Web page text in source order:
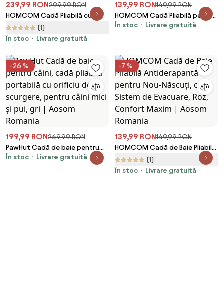
239,99 RON299,99 RON
HOMCOM Cadă Pliabilă cu
Suport Ajustabil Antiderapant,
80x53.9x20.8cm, Albastru
0-3 Ani | Aosom Romania
(1)
În stoc
Livrare gratuită
139,99 RON149,99 RON
HOMCOM Cadă Pliabilă pentru
Bebeluși 0-3 Ani, cu Indicator
Ergonomic | Aosom Romania
În stoc Livrare gratuită
-26 %
199,99 RON269,99 RON
PawHut Cadă de baie pentru
câini, cadă pliabilă portabilă cu
În stoc Livrare gratuită
-7 %
139,99 RON149,99 RON
HOMCOM Cadă de Baie Pliabilă
Antiderapantă pentru Nou-
Născuți, cu Sistem de Evacuare,
(1)
În stoc
Livrare gratuită